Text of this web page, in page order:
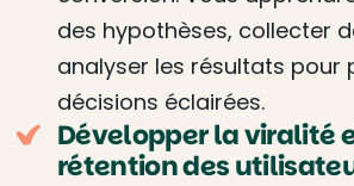
des hypothèses, collecter
analyser les résultats pour
décisions éclairées.
Développer la viralité
rétention des